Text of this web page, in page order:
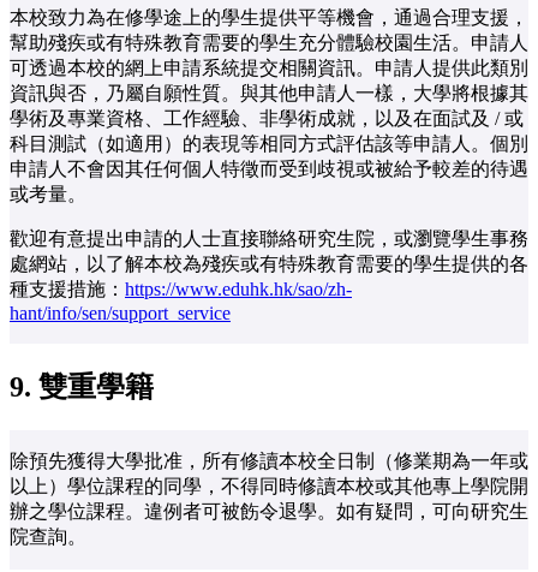
本校致力為在修學途上的學生提供平等機會，通過合理支援，
幫助殘疾或有特殊教育需要的學生充分體驗校園生活。申請人
可透過本校的網上申請系統提交相關資訊。申請人提供此類別
資訊與否，乃屬自願性質。與其他申請人一樣，大學將根據其
學術及專業資格、工作經驗、非學術成就，以及在面試及 / 或
科目測試（如適用）的表現等相同方式評估該等申請人。個別
申請人不會因其任何個人特徵而受到歧視或被給予較差的待遇
或考量。
歡迎有意提出申請的人士直接聯絡研究生院，或瀏覽學生事務
處網站，以了解本校為殘疾或有特殊教育需要的學生提供的各
種支援措施： https://www.eduhk.hk/sao/zh-
hant/info/sen/support_service
9. 雙重學籍
除預先獲得大學批准，所有修讀本校全日制（修業期為一年或
以上）學位課程的同學，不得同時修讀本校或其他專上學院開
辦之學位課程。違例者可被飭令退學。如有疑問，可向研究生
院查詢。